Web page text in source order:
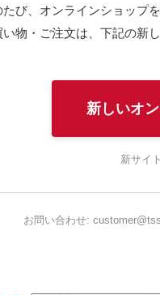
たび、オンラインショップ
い物・ご注文は、下記の新
新しいオ
新サイ
お問い合わせ: